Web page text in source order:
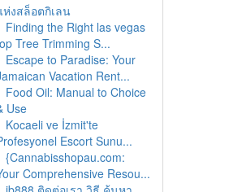
ห่งสล็อตกิเลน
Finding the Right las vegas
Tree Trimming S...
Escape to Paradise: Your
Vacation Rent...
Food Oil: Manual to Choice
Use
Kocaeli ve İzmit'te
Escort Sunu...
{Cannabisshopau.com:
Comprehensive Resou...